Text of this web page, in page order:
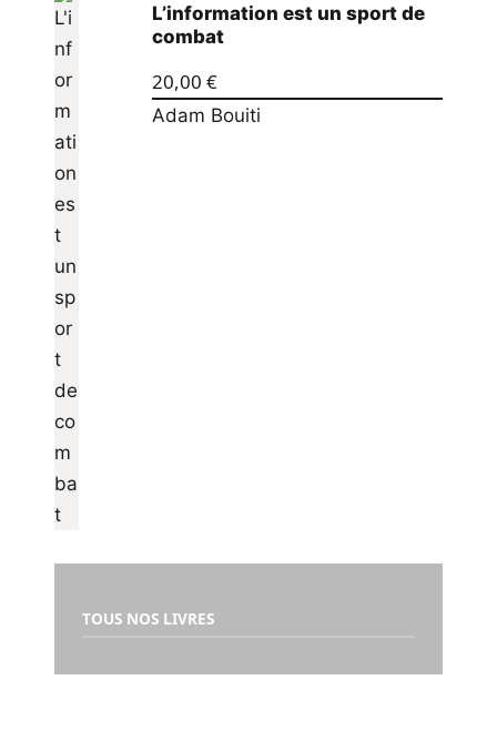
L’information est un sport de
combat
20,00 €
Adam Bouiti
TOUS NOS LIVRES